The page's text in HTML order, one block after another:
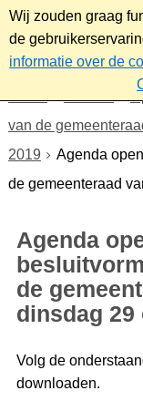
Wij zouden graag
de
informatie over de
van de
2019
Agenda
de gemeenteraad
Agenda
de
dinsdag 29
Volg de
downloaden.